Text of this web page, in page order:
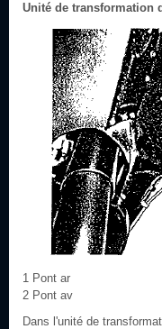
Unité de transformation
1 Pont ar
2 Pont av
Dans l'unité de